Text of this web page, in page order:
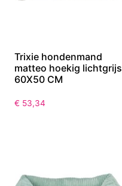
Trixie hondenmand
matteo hoekig lichtgrijs
60X50 CM
€ 53,34